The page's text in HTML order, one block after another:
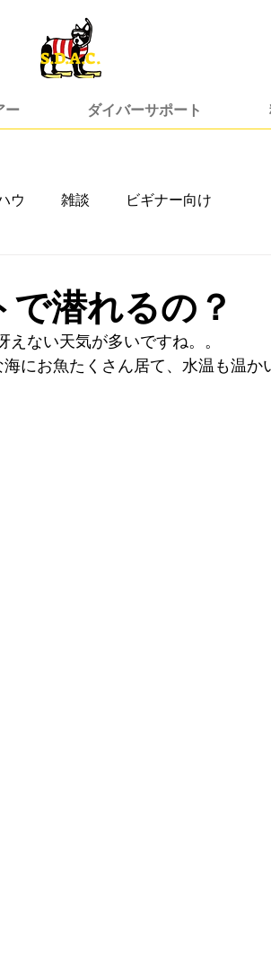
​S.D.A.C.
ー ダイバーサポート
ウ 雑談 ビギナー向け
潜れるの？
ない天気が多いですね。。
にお魚たくさん居て、水温も温か